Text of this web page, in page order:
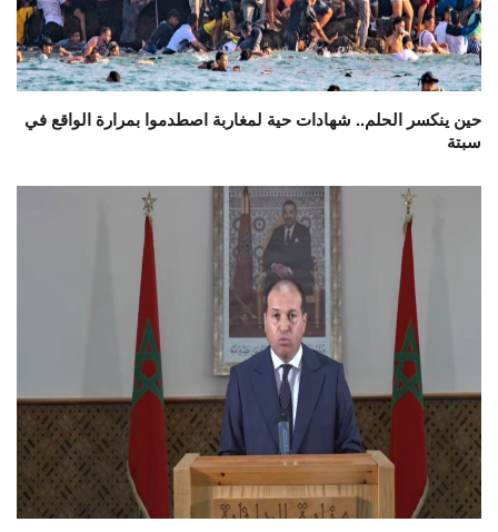
حين ينكسر الحلم.. شهادات حية لمغاربة اصطدموا بمرارة الواقع في
سبتة